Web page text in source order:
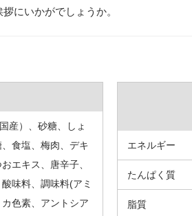
にいかがでしょうか。
産）、砂糖、しょ
食塩、梅肉、デキ
エキス、唐辛子、
味料、調味料(アミ
色素、アントシア
エネルギー
たんぱく質
脂質